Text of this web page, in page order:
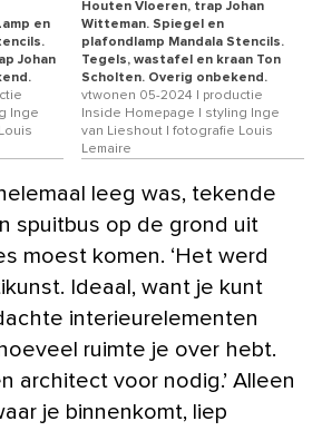
en
Johan
Inge
Houten Vloeren, trap Johan
Witteman. Spiegel en
plafondlamp Mandala Stencils.
Tegels, wastafel en kraan Ton
Scholten. Overig onbekend.
vtwonen 05-2024 | productie
Inside Homepage | styling Inge
van Lieshout | fotografie Louis
Lemaire
leeg was, tekende
spuitbus op de grond uit
moest komen. ‘Het werd
Ideaal, want je kunt
interieurelementen
ruimte je over hebt.
architect voor nodig.’ Alleen
je binnenkomt, liep